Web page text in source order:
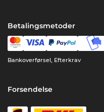
Betalingsmetoder
Bankoverførsel, Efterkrav
Forsendelse